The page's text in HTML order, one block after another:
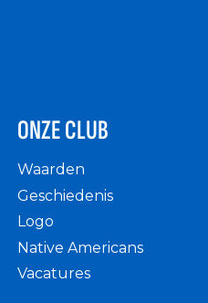
ONZE CLUB
Waarden
Geschiedenis
Logo
Native Americans
Vacatures